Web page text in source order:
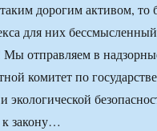
дорогим активом,
для них
Мы отправляем в
комитет по
экологической
закону…